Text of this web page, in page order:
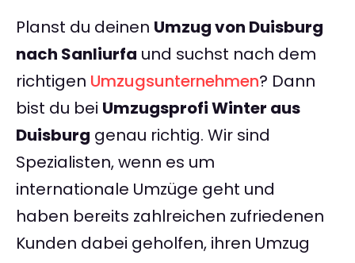
Planst du deinen Umzug von Duisburg
nach Sanliurfa und suchst nach dem
richtigen Umzugsunternehmen? Dann
bist du bei Umzugsprofi Winter aus
Duisburg genau richtig. Wir sind
Spezialisten, wenn es um
internationale Umzüge geht und
haben bereits zahlreichen zufriedenen
Kunden dabei geholfen, ihren Umzug